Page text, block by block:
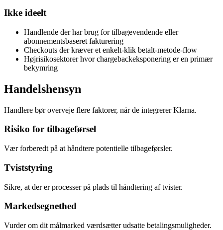
Ikke ideelt
Handlende der har brug for tilbagevendende eller
abonnementsbaseret fakturering
Checkouts der kræver et enkelt-klik betalt-metode-flow
Højrisikosektorer hvor chargebackeksponering er en primær
bekymring
Handelshensyn
Handlere bør overveje flere faktorer, når de integrerer Klarna.
Risiko for tilbageførsel
Vær forberedt på at håndtere potentielle tilbageførsler.
Tviststyring
Sikre, at der er processer på plads til håndtering af tvister.
Markedsegnethed
Vurder om dit målmarked værdsætter udsatte betalingsmuligheder.